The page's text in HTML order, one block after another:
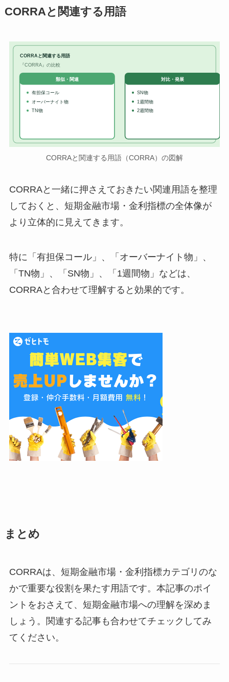
CORRAと関連する用語
CORRAと関連する用語
『CORRA』の比較
類似・関連
有担保コール
オーバーナイト物
TN物
対比・発展
SN物
1週間物
2週間物
CORRAと関連する用語（CORRA）の図解
CORRAと一緒に押さえておきたい関連用語を整理
しておくと、短期金融市場・金利指標の全体像が
より立体的に見えてきます。
特に「有担保コール」、「オーバーナイト物」、
「TN物」、「SN物」、「1週間物」などは、
CORRAと合わせて理解すると効果的です。
まとめ
CORRAは、短期金融市場・金利指標カテゴリのな
かで重要な役割を果たす用語です。本記事のポイ
ントをおさえて、短期金融市場への理解を深めま
しょう。関連する記事も合わせてチェックしてみ
てください。